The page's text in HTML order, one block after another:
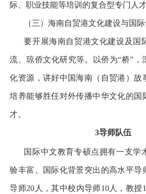
际、职业技能等培训的复合型专门人才
（三）海南自贸港文化建设与国
要开展海南自贸港文化建设及国
流、琼侨文化研究等。以侨为“桥”
化资源，讲好中国海南（自贸港）故
培养能够胜任对外传播中华文化的国
才。
3导师队伍
国际中文教育专硕点拥有一支学
验丰富、国际化背景突出的高水平导
导师20 人，其中校内导师10人，教授